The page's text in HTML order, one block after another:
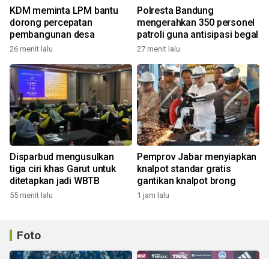
KDM meminta LPM bantu
dorong percepatan
pembangunan desa
26 menit lalu
Polresta Bandung
mengerahkan 350 personel
patroli guna antisipasi begal
27 menit lalu
Disparbud mengusulkan
tiga ciri khas Garut untuk
ditetapkan jadi WBTB
55 menit lalu
Pemprov Jabar menyiapkan
knalpot standar gratis
gantikan knalpot brong
1 jam lalu
Foto